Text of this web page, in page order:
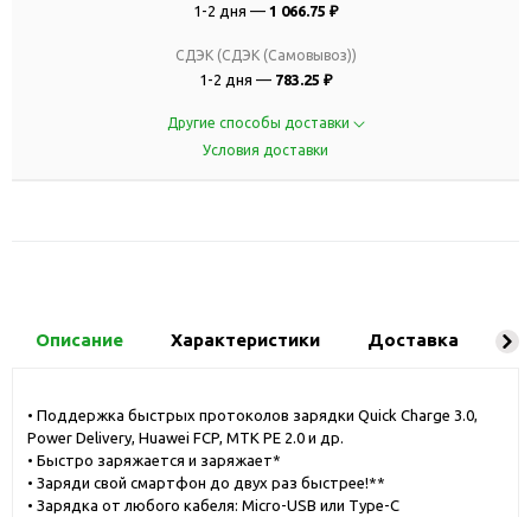
1-2 дня — 1 066.75 ₽
СДЭК (СДЭК (Самовывоз))
1-2 дня — 783.25 ₽
Другие способы доставки
Условия доставки
Описание Характеристики Доставка
• Поддержка быстрых протоколов зарядки Quick Charge 3.0,
Power Delivery, Huawei FCP, MTK PE 2.0 и др.
• Быстро заряжается и заряжает*
• Заряди свой смартфон до двух раз быстрее!**
• Зарядка от любого кабеля: Micro-USB или Type-C